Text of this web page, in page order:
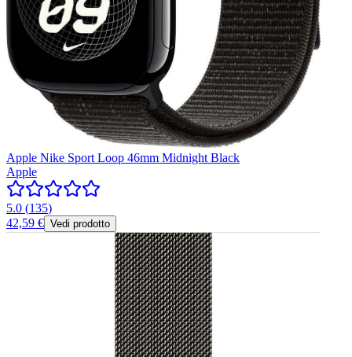
Apple Nike Sport Loop 46mm Midnight Black
Apple
5.0 (135)
42,59 € Vedi prodotto